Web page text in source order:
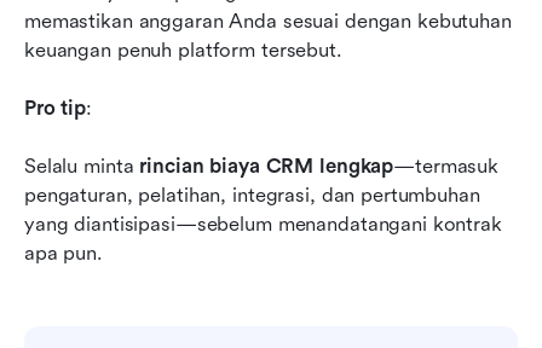
memastikan anggaran Anda sesuai dengan kebutuhan
keuangan penuh platform tersebut.
Pro tip:
Selalu minta rincian biaya CRM lengkap—termasuk
pengaturan, pelatihan, integrasi, dan pertumbuhan
yang diantisipasi—sebelum menandatangani kontrak
apa pun.